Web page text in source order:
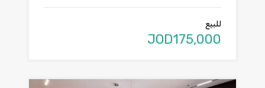
للبيع
JOD175,000